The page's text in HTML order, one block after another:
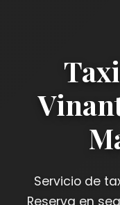
Servicio de
Reserva en